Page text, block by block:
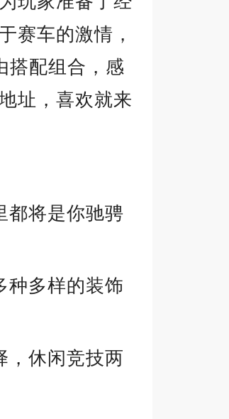
赛车的激情，
搭配组合，感
址，喜欢就来
都将是你驰骋
种多样的装饰
，休闲竞技两